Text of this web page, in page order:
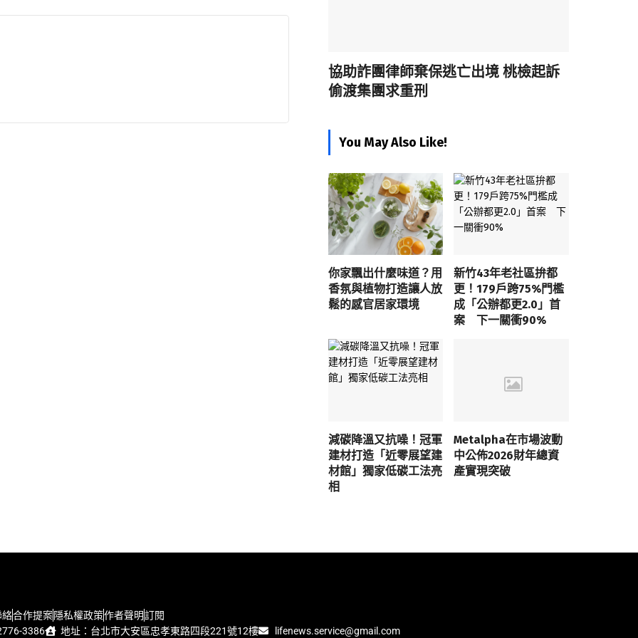
協助詐團律師棄保逃亡出境 桃檢起訴
偷渡集團求重刑
You May Also Like!
你家飄出什麼味道？用
香氛與植物打造讓人放
鬆的感官居家環境
新竹43年老社區拚都
更！179戶跨75%門檻
成「公辦都更2.0」首
案 下一關衝90%
減碳降溫又抗噪！冠軍
建材打造「近零展望建
材館」獨家低碳工法亮
相
Metalpha在市場波動
中公佈2026財年總資
產實現突破
絡合作提案隱私權政策作者聲明訂閱
3386
地址：台北市大安區忠孝東路四段221號12樓 lifenews.service@gmail.com